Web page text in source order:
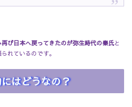
び日本へ戻ってきたのが弥生時代の秦氏と
れているのです。
はどうなの？